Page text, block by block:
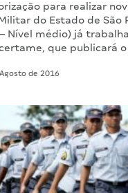
para realizar
do Estado de São
– Nível médio) já
que publicará
de 2016